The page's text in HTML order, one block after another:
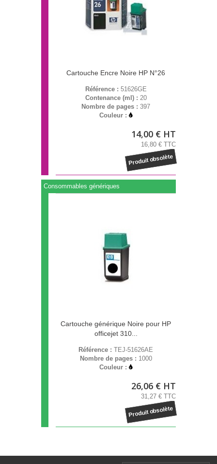
Cartouche Encre Noire HP N°26
Référence : 51626GE
Contenance (ml) : 20
Nombre de pages : 397
Couleur :
14,00 € HT
16,80 € TTC
Produit obsolète
Consommables génériques
Cartouche générique Noire pour HP
officejet 310...
Référence : TEJ-51626AE
Nombre de pages : 1000
Couleur :
26,06 € HT
31,27 € TTC
Produit obsolète